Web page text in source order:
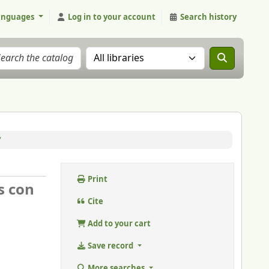
Log in to your account Search history
Search the catalog in:
con
Print
Cite
Add to your cart
Save record